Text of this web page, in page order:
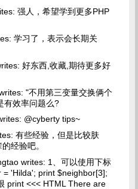
强人，希望学到更多PHP
学习了，表示会长期关
好东西,收藏,期待更多好
"不用第三变量交换俩个
有效率问题么?
@cyberty tips~
有些经验，但是比较肤
经验吧。
writes: 1、可以使用下标
= 'Hilda'; print $neighbor[3];
print <<< HTML There are